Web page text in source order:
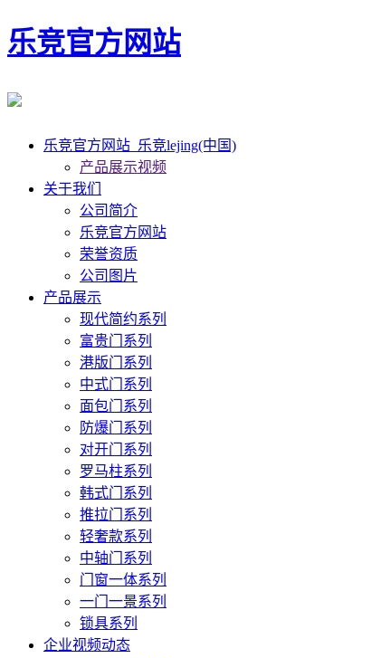
乐竞官方网站
乐竞官方网站_乐竞lejing(中国)
产品展示视频
关于我们
公司简介
乐竞官方网站
荣誉资质
公司图片
产品展示
现代简约系列
富贵门系列
港版门系列
中式门系列
面包门系列
防爆门系列
对开门系列
罗马柱系列
韩式门系列
推拉门系列
轻奢款系列
中轴门系列
门窗一体系列
一门一景系列
锁具系列
企业视频动态